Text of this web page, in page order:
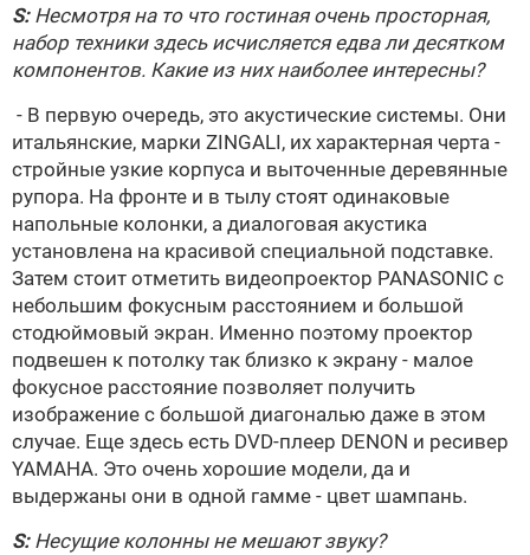
S:Несмотря на то что гостиная очень просторная,
набор техники здесь исчисляется едва ли десятком
компонентов. Какие из них наиболее интересны?
- В первую очередь, это акустические системы. Они
итальянские, марки ZINGALI, их характерная черта -
стройные узкие корпуса и выточенные деревянные
рупора. На фронте и в тылу стоят одинаковые
напольные колонки, а диалоговая акустика
установлена на красивой специальной подставке.
Затем стоит отметить видеопроектор PANASONIC с
небольшим фокусным расстоянием и большой
стодюймовый экран. Именно поэтому проектор
подвешен к потолку так близко к экрану - малое
фокусное расстояние позволяет получить
изображение с большой диагональю даже в этом
случае. Еще здесь есть DVD-плеер DENON и ресивер
YAMAHA. Это очень хорошие модели, да и
выдержаны они в одной гамме - цвет шампань.
S: Несущие колонны не мешают звуку?